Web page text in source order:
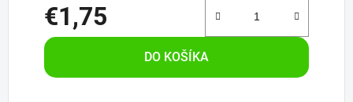
€1,75
Jednotková cena:
DO KOŠÍKA